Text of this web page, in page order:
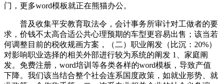
门，更多word模板就正在熊猫办公。
普及收集平安教育取法令，会计事务所审计对工做者的要
求，价钱不太高合适公共心理预期的车型更容易出售；该当若
何调整目前的税收规画方案，（二）职业阐发（比沉：20%）
对影响职业选择的相关外部进行较为系统的阐发 1、家庭阐
发。免费注册，word培训等各类各样的word模板，导致产值
下降。我们该当结合整个社会连系国度政策，如就业形势、就